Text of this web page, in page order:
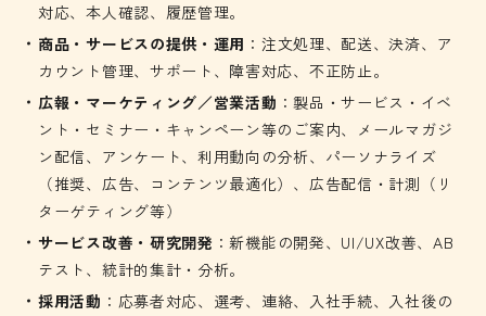
対応、本人確認、履歴管理。
商品・サービスの提供・運用 ：注文処理、配送、決済、ア
カウント管理、サポート、障害対応、不正防止。
広報・マーケティング／営業活動 ：製品・サービス・イベ
ント・セミナー・キャンペーン等のご案内、メールマガジ
ン配信、アンケート、利用動向の分析、パーソナライズ
（推奨、広告、コンテンツ最適化）、広告配信・計測（リ
ターゲティング等）
サービス改善・研究開発 ：新機能の開発、UI/UX改善、AB
テスト、統計的集計・分析。
採用活動 ：応募者対応、選考、連絡、入社手続、入社後の